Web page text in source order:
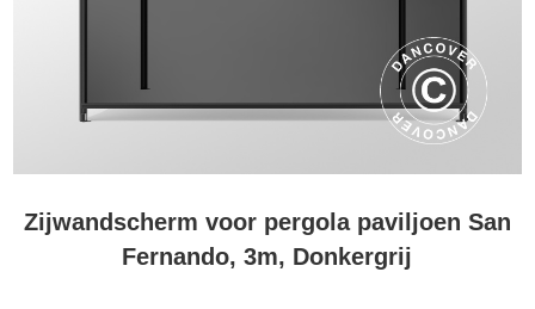
Zijwandscherm voor pergola paviljoen San
Fernando, 3m, Donkergrij